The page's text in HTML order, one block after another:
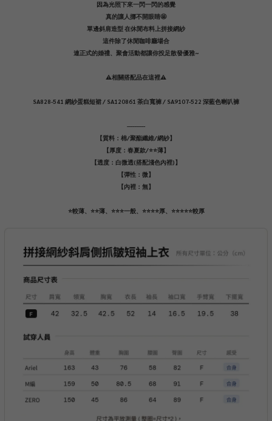
因為光照下來一閃一閃的感覺
真的讓人挪不開眼睛🤩
單邊斜肩造型 在休閒布料上拼接網紗
這件除了休閒咖啡廳場合
連正式的婚禮、聚會活動都讓你投足散發優雅~
⚠️相關搭配品在這裡⚠️
SA828-541 網紗蛋糕短裙 / SA120861 茶白寬褲 / SA9107-522 深藍色喇叭褲
----------
【質料：棉/聚酯纖維/網紗】
【厚度：春夏款/⭐️⭐️薄】
【透度：白微透(搭配淺色內裡)】
【彈性：微】
【內裡：無】
⭐️較薄、⭐️⭐️薄、⭐️⭐️⭐️一般、⭐️⭐️⭐️⭐️厚、⭐️⭐️⭐️⭐️⭐️較厚